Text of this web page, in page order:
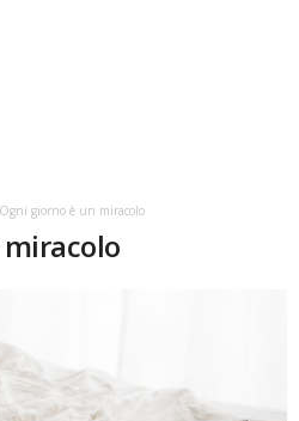
Ogni giorno è un miracolo